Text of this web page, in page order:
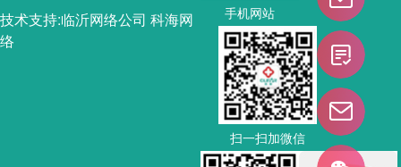
技术支持:临沂网络公司 科海网
络
手机网站
扫一扫加微信